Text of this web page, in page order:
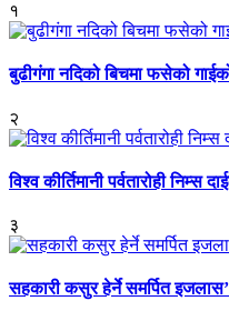
१
बुढीगंगा नदिको बिचमा फसेको गाईको
२
विश्व कीर्तिमानी पर्वतारोही निम्स
३
सहकारी कसुर हेर्ने समर्पित